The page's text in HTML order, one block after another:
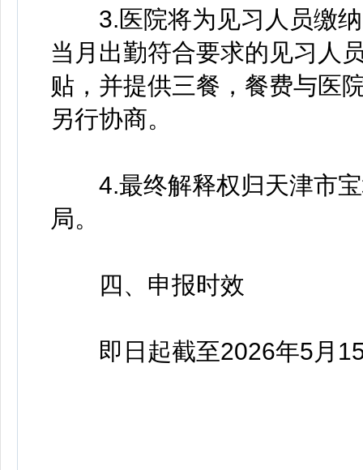
3.医院将为见习人员缴纳
当月出勤符合要求的见习人
贴，并提供三餐，餐费与医
另行协商。
4.最终解释权归天津市宝
局。
四、申报时效
即日起截至2026年5月15